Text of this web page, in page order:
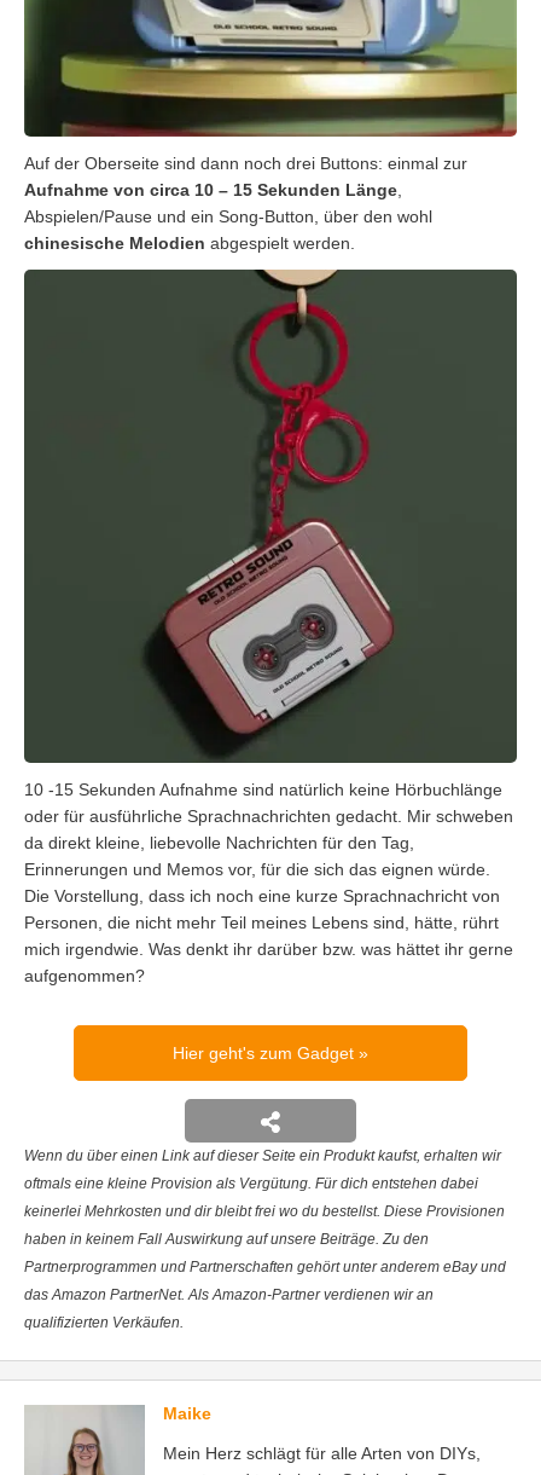
Auf der Oberseite sind dann noch drei Buttons: einmal zur
Aufnahme von circa 10 – 15 Sekunden Länge
Abspielen/Pause und ein Song-Button, über den wohl
chinesische Melodien abgespielt werden.
10 -15 Sekunden Aufnahme sind natürlich keine Hörbuchlänge
oder für ausführliche Sprachnachrichten gedacht. Mir schweben
da direkt kleine, liebevolle Nachrichten für den Tag,
Erinnerungen und Memos vor, für die sich das eignen würde.
Die Vorstellung, dass ich noch eine kurze Sprachnachricht von
Personen, die nicht mehr Teil meines Lebens sind, hätte, rührt
mich irgendwie. Was denkt ihr darüber bzw. was hättet ihr gerne
aufgenommen?
Hier geht's zum Gadget
Wenn du über einen Link auf dieser Seite ein Produkt kaufst, erhalten wir
oftmals eine kleine Provision als Vergütung. Für dich entstehen dabei
keinerlei Mehrkosten und dir bleibt frei wo du bestellst. Diese Provisionen
haben in keinem Fall Auswirkung auf unsere Beiträge. Zu den
Partnerprogrammen und Partnerschaften gehört unter anderem eBay und
das Amazon PartnerNet. Als Amazon-Partner verdienen wir an
qualifizierten Verkäufen.
Maike
Mein Herz schlägt für alle Arten von DIYs,